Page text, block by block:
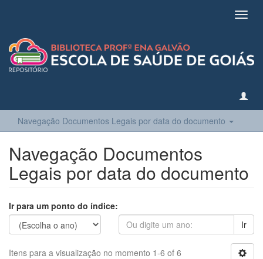
Navegação Documentos Legais por data do documento
Navegação Documentos
Legais por data do documento
Ir para um ponto do índice:
Ir
Itens para a visualização no momento 1-6 of 6